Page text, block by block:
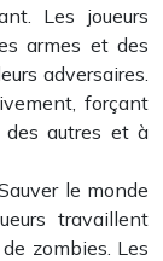
Les joueurs
armes et des
adversaires.
forçant
des autres et à
le monde
travaillent
zombies. Les